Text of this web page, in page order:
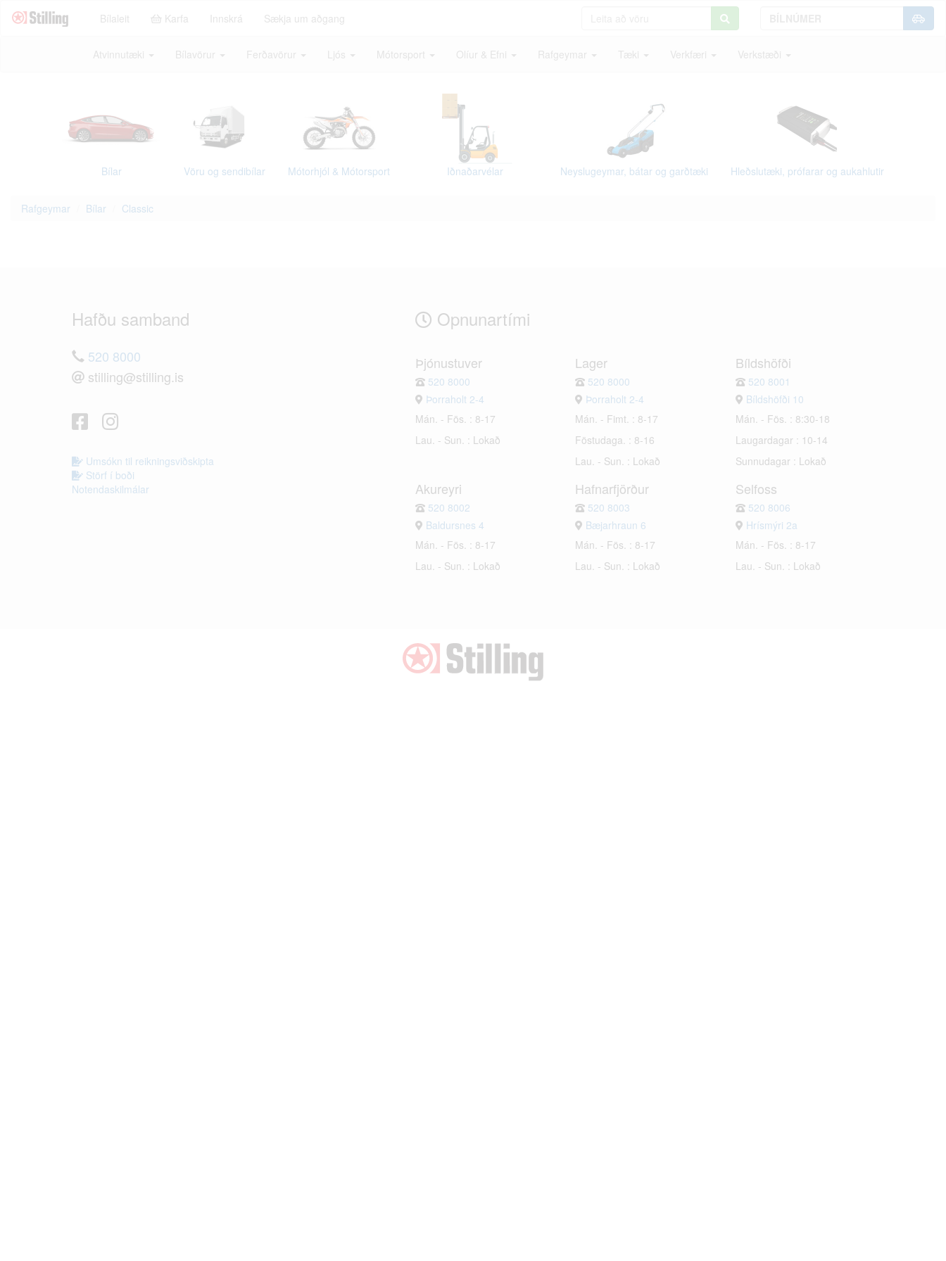
Bílaleit Karfa Innskrá Sækja um aðgang
Atvinnutæki Bílavörur Ferðavörur Ljós Mótorsport Olíur & Efni Rafgeymar Tæki Verkfæri Verkstæði
Bílar Vöru og sendibílar Mótorhjól & Mótorsport Iðnaðarvélar Neyslugeymar, bátar og garðtæki Hleðslutæki, prófarar og aukahlutir
Rafgeymar Bílar Classic
Hafðu samband
520 8000
stilling@stilling.is
Umsókn til reikningsviðskipta
Störf í boði
Notendaskilmálar
Opnunartími
Þjónustuver
520 8000
Þorraholt 2-4
Mán. - Fös. : 8-17
Lau. - Sun. : Lokað
Lager
520 8000
Þorraholt 2-4
Mán. - Fimt. : 8-17
Föstudaga. : 8-16
Lau. - Sun. : Lokað
Bíldshöfði
520 8001
Bíldshöfði 10
Mán. - Fös. : 8:30-18
Laugardagar : 10-14
Sunnudagar : Lokað
Akureyri
520 8002
Baldursnes 4
Mán. - Fös. : 8-17
Lau. - Sun. : Lokað
Hafnarfjörður
520 8003
Bæjarhraun 6
Mán. - Fös. : 8-17
Lau. - Sun. : Lokað
Selfoss
520 8006
Hrísmýri 2a
Mán. - Fös. : 8-17
Lau. - Sun. : Lokað